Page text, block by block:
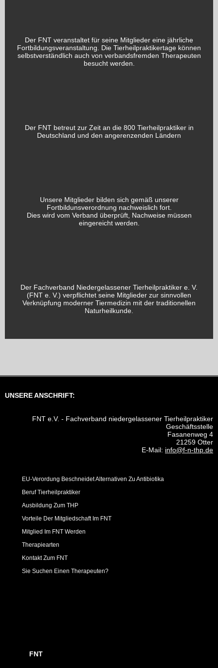
Der FNT veranstaltet für seine Mitglieder eine jährliche
Fortbildungsveranstaltung. Die Tierheilpraktikertage können
selbstverständlich auch von verbandsfremden Therapeuten
besucht werden.
Der FNT betreut zur Zeit an die 800 Tierheilpraktiker in
Deutschland und den angerenzenden Ländern
Unsere Mitglieder bilden sich gemäß unserer
Fortbildunsverordnung nachweislich fort.
Dies wird vom Verband überprüft, Nachweise müssen
eingereicht werden.
Der Fachverband Niedergelassener Tierheilpraktiker e. V.
(FNT e. V.) verpflichtet seine Mitglieder zur sinnvollen
Verknüpfung moderner Tiermedizin mit der traditionellen
Naturheilkunde.
UNSERE ANSCHRIFT:
FNT e.V. - Fachverband niedergelassener Tierheilpraktiker
Geschäftsstelle
Fasanenweg 4
21259 Otter
E-Mail: info@f-n-thp.de
EU-Verordung Beschneidet Alternativen Zu Antibiotika
Beruf Tierheilpraktiker
Ausbildung Zum THP
Vorteile Der Mitgliedschaft Im FNT
Mitglied Im FNT Werden
Therapiearten
Kontakt Zum FNT
Sie Suchen Einen Therapeuten?
FNT